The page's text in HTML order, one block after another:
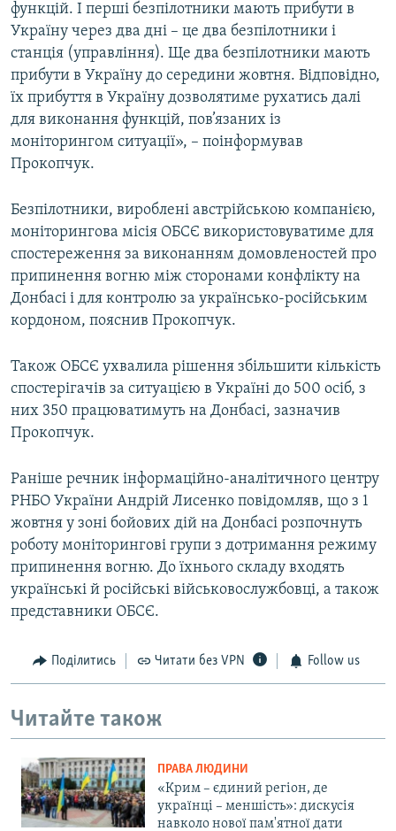
функцій. І перші безпілотники мають прибути в
Україну через два дні – це два безпілотники і
станція (управління). Ще два безпілотники мають
прибути в Україну до середини жовтня. Відповідно,
їх прибуття в Україну дозволятиме рухатись далі
для виконання функцій, пов’язаних із
моніторингом ситуації», – поінформував
Прокопчук.
Безпілотники, вироблені австрійською компанією,
моніторингова місія ОБСЄ використовуватиме для
спостереження за виконанням домовленостей про
припинення вогню між сторонами конфлікту на
Донбасі і для контролю за українсько-російським
кордоном, пояснив Прокопчук.
Також ОБСЄ ухвалила рішення збільшити кількість
спостерігачів за ситуацією в Україні до 500 осіб, з
них 350 працюватимуть на Донбасі, зазначив
Прокопчук.
Раніше речник інформаційно-аналітичного центру
РНБО України Андрій Лисенко повідомляв, що з 1
жовтня у зоні бойових дій на Донбасі розпочнуть
роботу моніторингові групи з дотримання режиму
припинення вогню. До їхнього складу входять
українські й російські військовослужбовці, а також
представники ОБСЄ.
Поділитись Читати без VPN Follow us
Читайте також
ПРАВА ЛЮДИНИ
«Крим – єдиний регіон, де
українці – меншість»: дискусія
навколо нової пам'ятної дати